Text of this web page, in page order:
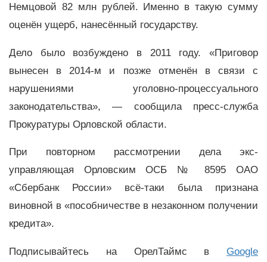
Немцовой 82 млн рублей. Именно в такую сумму
оценён ущерб, нанесённый государству.
Дело было возбуждено в 2011 году. «Приговор
вынесен в 2014-м и позже отменён в связи с
нарушениями уголовно-процессуального
законодательства», — сообщила пресс-служба
Прокуратуры Орловской области.
При повторном рассмотрении дела экс-
управляющая Орловским ОСБ № 8595 ОАО
«Сбербанк России» всё-таки была признана
виновной в «пособничестве в незаконном получении
кредита».
Подписывайтесь на ОрелТаймс в Google